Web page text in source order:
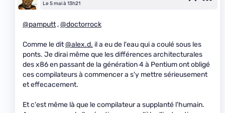
Le 5 mai à 13h21
@pamputt,@doctorrock
Comme le dit@alex.d. il a eu de l'eau qui a coulé sous les
ponts. Je dirai même que les différences architecturales
des x86 en passant de la génération 4 à Pentium ont obligé
ces compilateurs à commencer a s'y mettre sérieusement
et effecacement.
Et c'est même là que le compilateur a supplanté l'humain.